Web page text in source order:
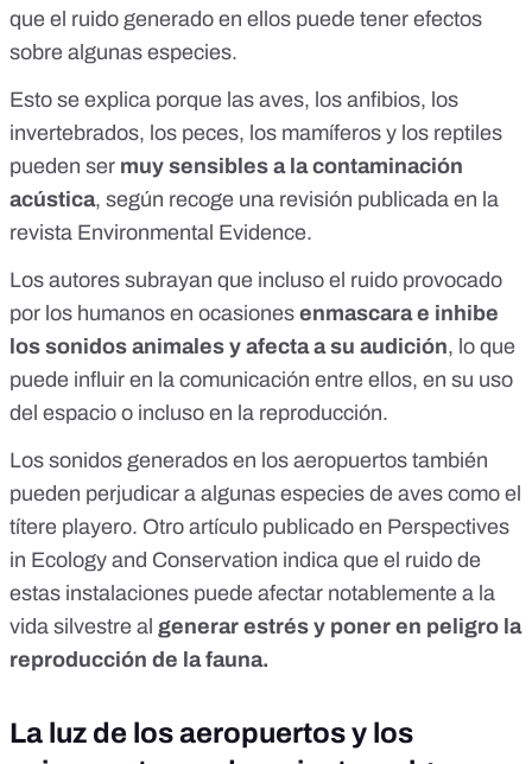
que el ruido generado en ellos puede tener efectos
sobre algunas especies.
Esto se explica porque las aves, los anfibios, los
invertebrados, los peces, los mamíferos y los reptiles
pueden ser muy sensibles a la contaminación
acústica, según recoge una revisión publicada en la
revista Environmental Evidence.
Los autores subrayan que incluso el ruido provocado
por los humanos en ocasiones enmascara e inhibe
los sonidos animales y afecta a su audición, lo que
puede influir en la comunicación entre ellos, en su uso
del espacio o incluso en la reproducción.
Los sonidos generados en los aeropuertos también
pueden perjudicar a algunas especies de aves como el
títere playero. Otro artículo publicado en Perspectives
in Ecology and Conservation indica que el ruido de
estas instalaciones puede afectar notablemente a la
vida silvestre al generar estrés y poner en peligro la
reproducción de la fauna.
La luz de los aeropuertos y los